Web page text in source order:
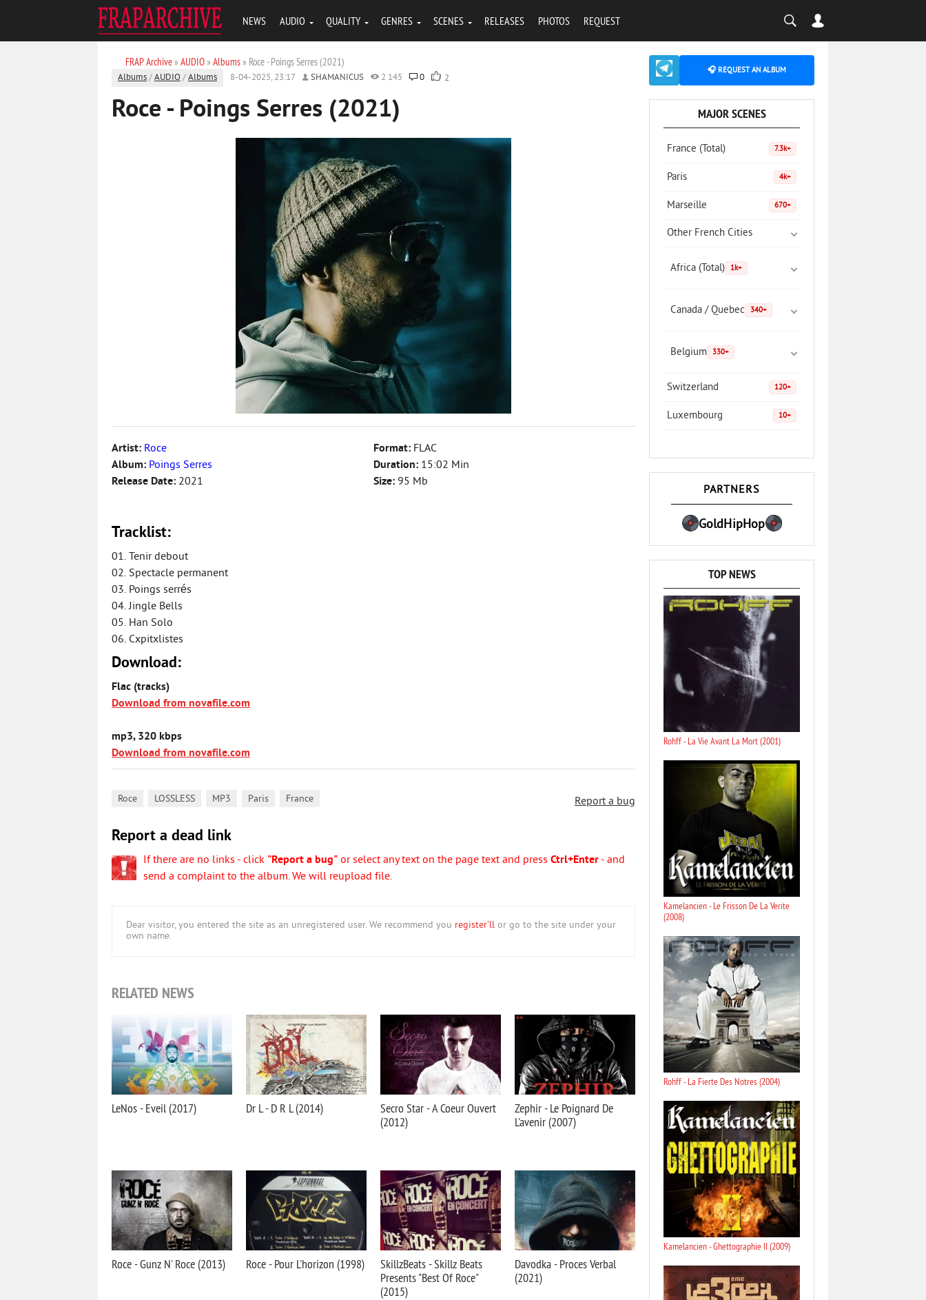
NEWS AUDIO QUALITY GENRES SCENES RELEASES PHOTOS REQUEST
FRAP Archive» AUDIO» Albums» Roce - Poings Serres (2021)
Albums/AUDIO /Albums 8-04-2025, 23:17 SHAMANICUS 2 145 0 2
Roce - Poings Serres (2021)
Artist: Roce
Album: Poings Serres
Release Date: 2021
Format: FLAC
Duration: 15:02 Min
Size: 95 Mb
Tracklist:
01. Tenir debout
02. Spectacle permanent
03. Poings serrés
04. Jingle Bells
05. Han Solo
06. Cxpitxlistes
Download:
Flac (tracks)
Download from novafile.com
mp3, 320 kbps
Download from novafile.com
Report a bug
Roce LOSSLESS MP3 Paris France
Report a dead link
If there are no links - click "Report a bug" or select any text on the page text and press Ctrl+Enter - and
send a complaint to the album. We will reupload file.
Dear visitor, you entered the site as an unregistered user. We recommend you register'll or go to the site under your
own name.
RELATED NEWS
LeNos - Eveil (2017) Dr L - D R L (2014)
Secro Star - A Coeur Ouvert
(2012)
Zephir - Le Poignard De
L'avenir (2007)
Roce - Gunz N' Roce (2013) Roce - Pour L'horizon (1998)
SkillzBeats - Skillz Beats
Presents "Best Of Roce"
(2015)
Davodka - Proces Verbal
(2021)
🎧 REQUEST AN ALBUM
MAJOR SCENES
France (Total) 7.3k+
Paris 4k+
Marseille 670+
Other French Cities
Africa (Total) 1k+
Canada / Quebec 340+
Belgium 330+
Switzerland 120+
Luxembourg 10+
PARTNERS
GoldHipHop
TOP NEWS
Rohff - La Vie Avant La Mort (2001)
Kamelancien - Le Frisson De La Verite
(2008)
Rohff - La Fierte Des Notres (2004)
Kamelancien - Ghettographie II (2009)